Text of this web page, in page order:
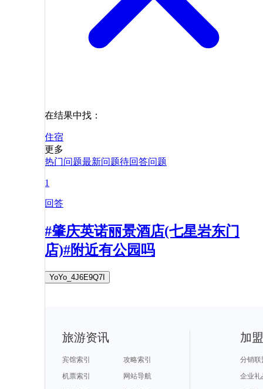
在结果中找：
住宿
更多
热门问题最新问题待回答问题
1
回答
#肇庆英诺丽景酒店(七星岩东门
店)#附近有公园吗
YoYo_4J6E9Q7I
旅游资讯
宾馆索引
攻略索引
机票索引
网站导航
加
分销联
企业礼